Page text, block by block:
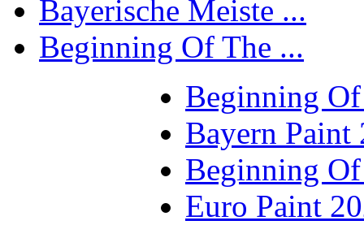
Bayerische Meiste ...
Beginning Of The ...
Beginning
Bayern Paint
Beginning
Euro Paint